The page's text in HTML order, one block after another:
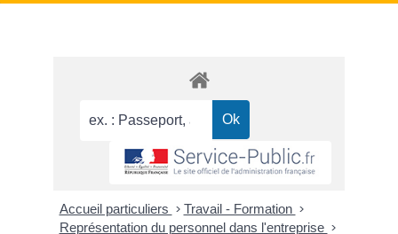
Accueil particuliers > Travail - Formation >
Représentation du personnel dans l'entreprise >